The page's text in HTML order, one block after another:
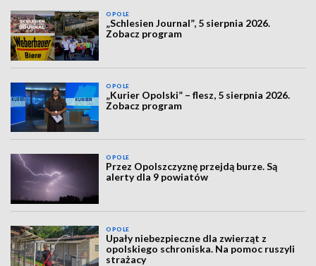
OPOLE
„Schlesien Journal”, 5 sierpnia 2026.
Zobacz program
OPOLE
„Kurier Opolski” – flesz, 5 sierpnia 2026.
Zobacz program
OPOLE
Przez Opolszczyznę przejdą burze. Są
alerty dla 9 powiatów
OPOLE
Upały niebezpieczne dla zwierząt z
opolskiego schroniska. Na pomoc ruszyli
strażacy